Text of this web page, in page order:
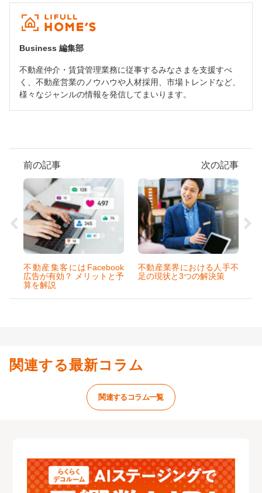
Business 編集部
不動産仲介・賃貸管理業務に従事するみなさまを支援すべ
く、不動産営業のノウハウや人材採用、市場トレンドなど、
様々なジャンルの情報を発信してまいります。
前の記事
不動産集客にはFacebook
広告が有効？ メリットと予
算を解説
次の記事
不動産業界における人手不
足の現状と3つの解決策
関連する最新コラム
関連するコラム一覧